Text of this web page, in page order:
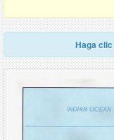
Haga clic